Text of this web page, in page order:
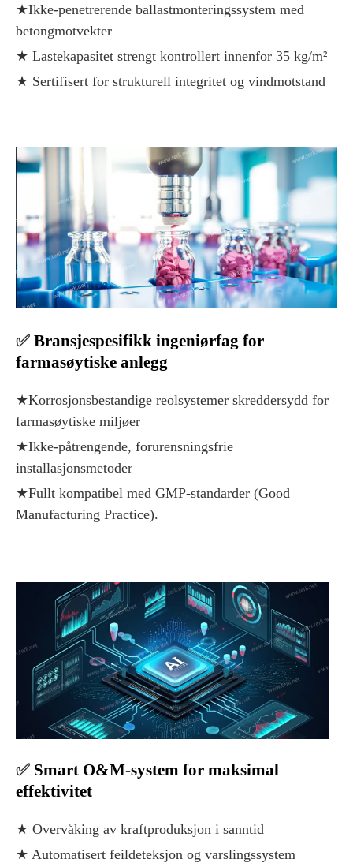
★Ikke-penetrerende ballastmonteringssystem med
betongmotvekter
★ Lastekapasitet strengt kontrollert innenfor 35 kg/m²
★ Sertifisert for strukturell integritet og vindmotstand
✅ Bransjespesifikk ingeniørfag for
farmasøytiske anlegg
★Korrosjonsbestandige reolsystemer skreddersydd for
farmasøytiske miljøer
★Ikke-påtrengende, forurensningsfrie
installasjonsmetoder
★Fullt kompatibel med GMP-standarder (Good
Manufacturing Practice).
✅ Smart O&M-system for maksimal
effektivitet
★ Overvåking av kraftproduksjon i sanntid
★ Automatisert feildeteksjon og varslingssystem